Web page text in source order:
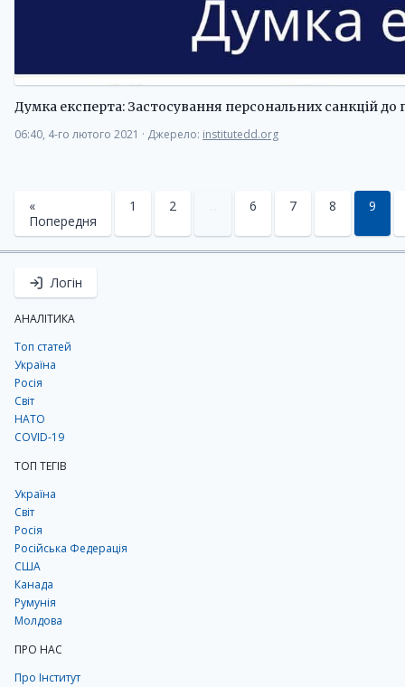
Думка експерта: Застосування персональних санкцій до
06:40, 4-го лютого 2021 · Джерело: institutedd.org
«
Попередня
1 2 6 7 8 9
Логін
АНАЛІТИКА
Топ статей
Україна
Росія
Світ
НАТО
COVID-19
ТОП ТЕГІВ
Україна
Світ
Росія
Російська Федерація
США
Канада
Румунія
Молдова
ПРО НАС
Про Інститут